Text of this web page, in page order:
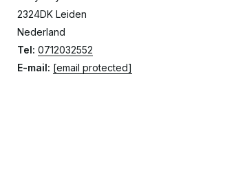
2324DK Leiden
Nederland
Tel: 0712032552
E-mail: [email protected]